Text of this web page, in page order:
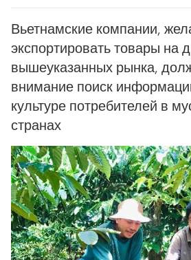
Вьетнамские компании,
экспортировать товары на
вышеуказанных рынка,
внимание поиск
культуре потребителей в
странах